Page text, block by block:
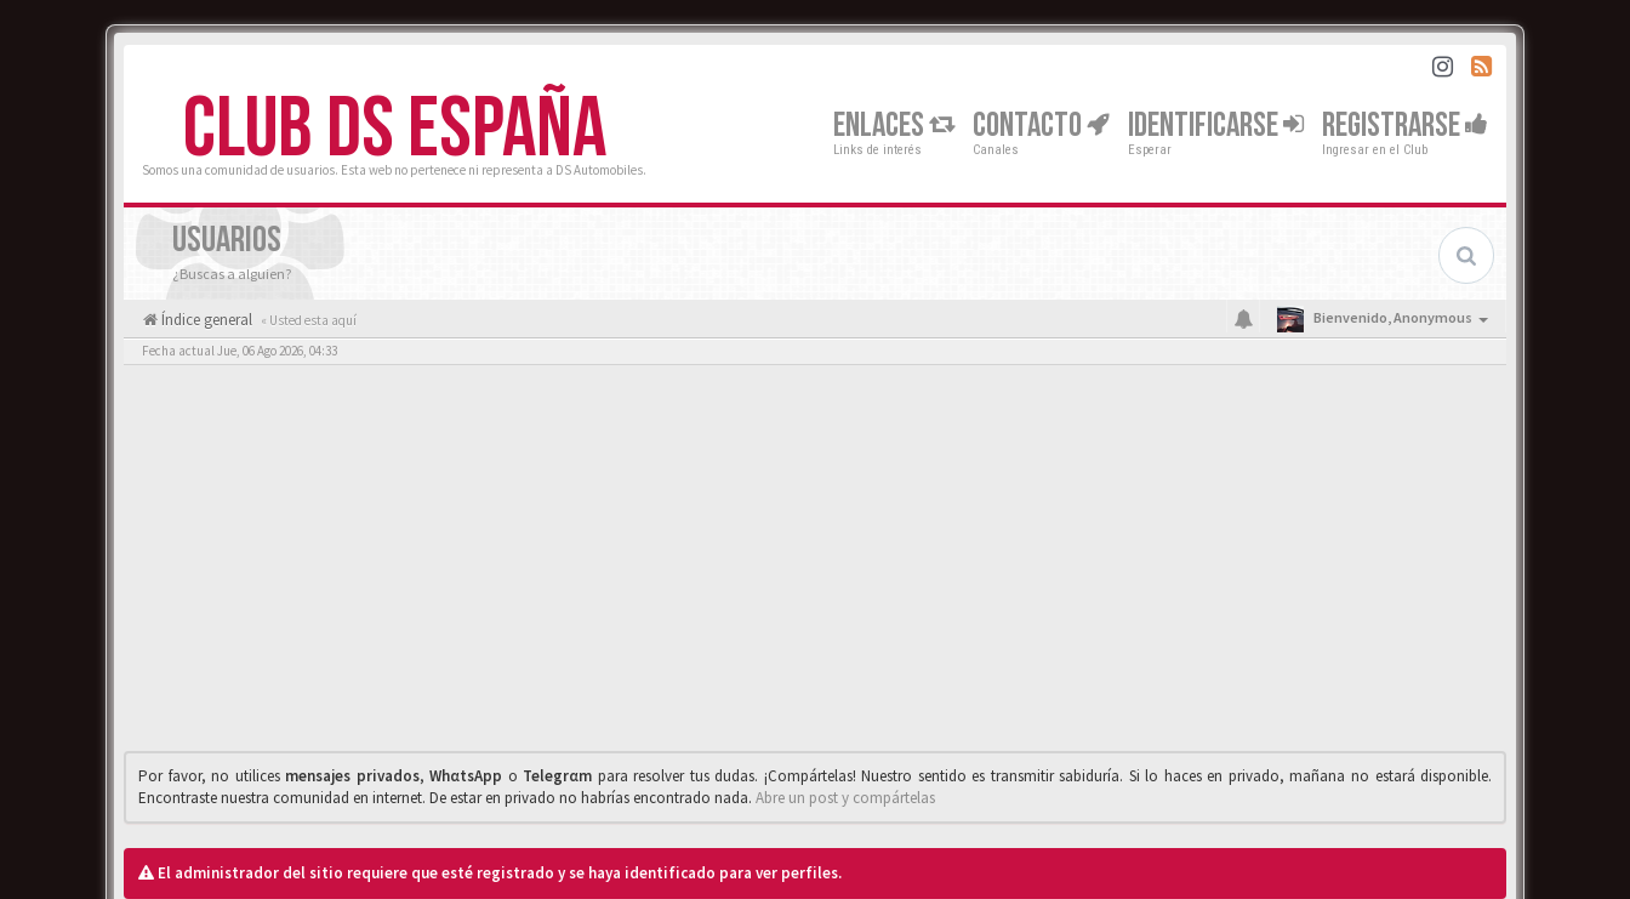
CLUB DS ESPAÑA
Somos una comunidad de usuarios. Esta web no pertenece ni representa a DS Automobiles.
ENLACES
Links de interés
CONTACTO
Canales
IDENTIFICARSE
Esperar
REGISTRARSE
Ingresar en el Club
USUARIOS
¿Buscas a alguien?
Índice general « Usted esta aquí Bienvenido,Anonymous
Fecha actual Jue, 06 Ago 2026, 04:33
Por favor, no utilices mensajes privados,WhαtsApp o Telegrαm para resolver tus dudas. ¡Compártelas! Nuestro sentido es transmitir sabiduría. Si lo haces en privado, mañana no estará disponible.
Encontraste nuestra comunidad en internet. De estar en privado no habrías encontrado nada. Abre un post y compártelas
El administrador del sitio requiere que esté registrado y se haya identificado para ver perfiles.